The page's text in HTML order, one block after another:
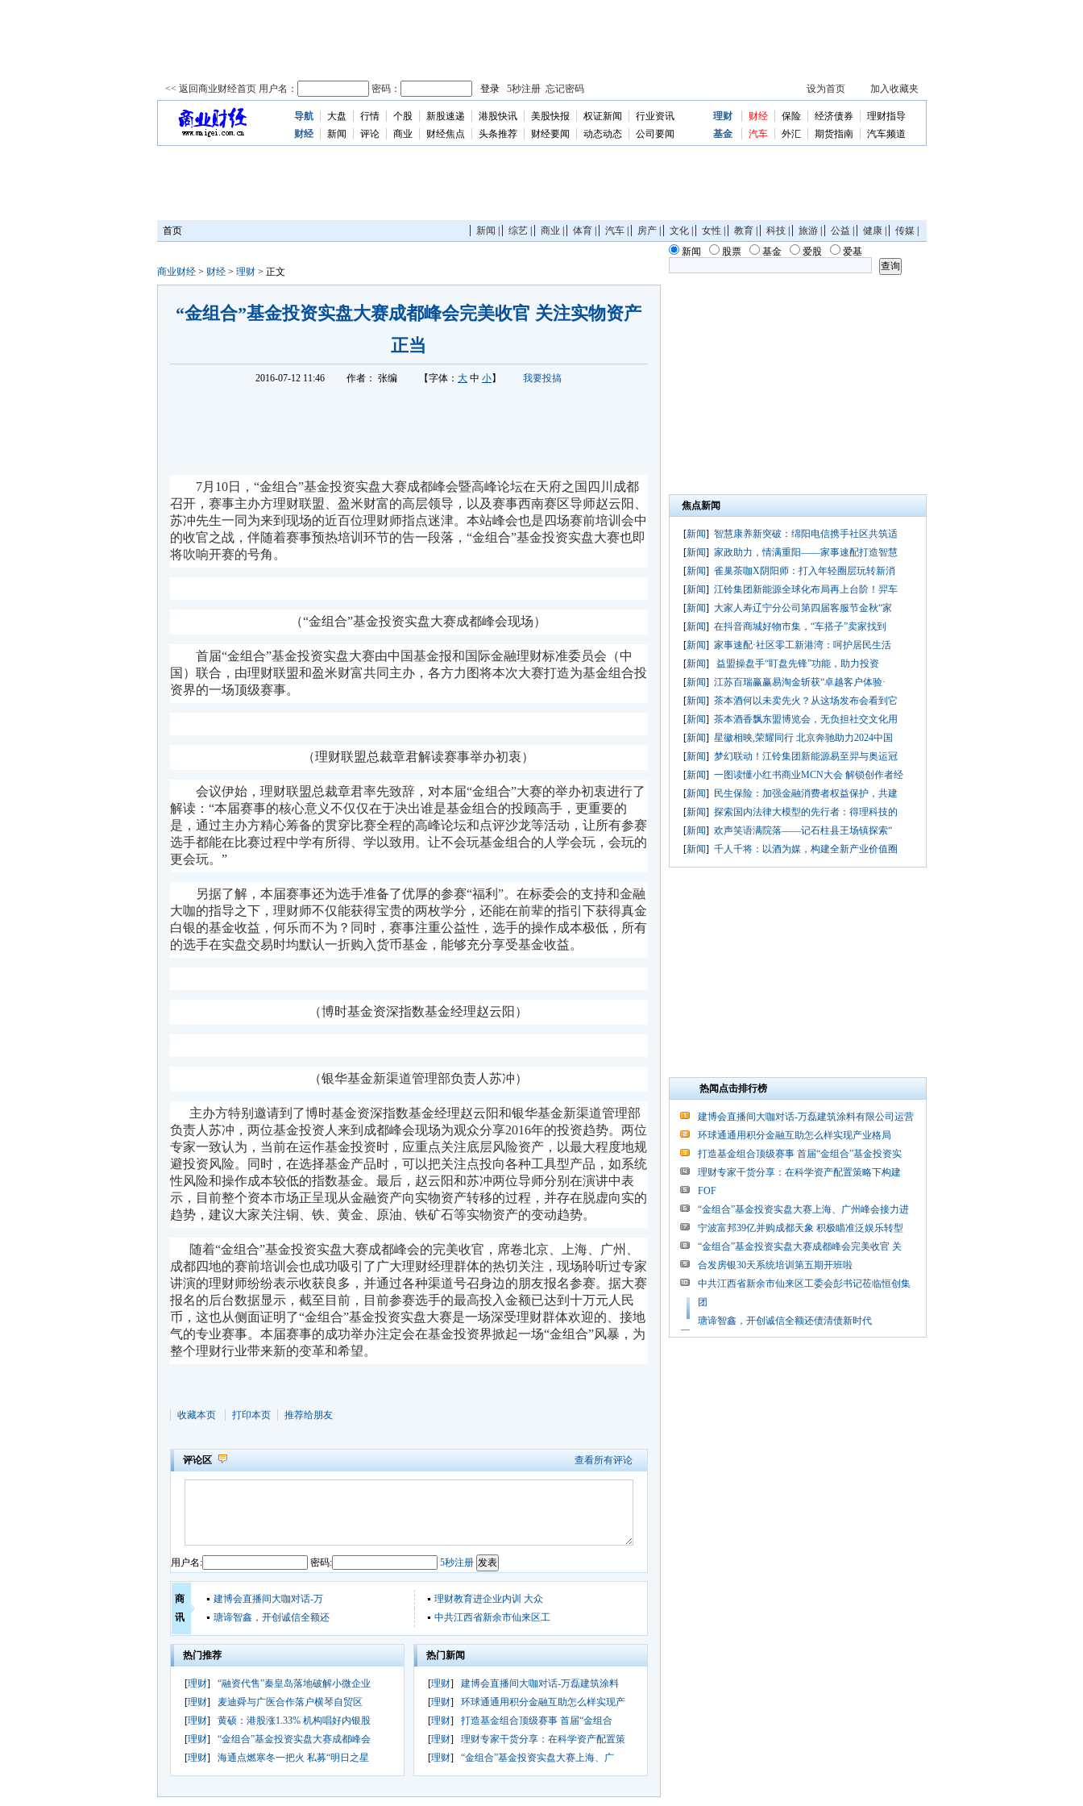
导航 大盘 行情 个股 新股速递 港股快讯 美股快报 权证新闻
行业资讯
财经
新闻 评论 商业 财经焦点 头条推荐 财经要闻 动态动态 公司要闻
理财 财经 保险 经济债券
理财指导
基金
汽车 外汇 期货指南 汽车频道
首页 新闻 综艺| 商业 体育| 汽车| 房产| 文化| 女性 教育| 科技| 旅游| 公益 健康| 传媒|
商业财经> 财经> 理财> 正文
新闻 股票 基金 爱股 爱基
“金组合”基金投资实盘大赛成都峰会完美收官 关注实物资产
正当
2016-07-12 11:46 作者： 张编 【字体： 大 中 小】 我要投搞
7月10日，“金组合”基金投资实盘大赛成都峰会暨高峰论坛在天府之国四川成都
召开，赛事主办方理财联盟、盈米财富的高层领导，以及赛事西南赛区导师赵云阳、
苏冲先生一同为来到现场的近百位理财师指点迷津。本站峰会也是四场赛前培训会中
的收官之战，伴随着赛事预热培训环节的告一段落，“金组合”基金投资实盘大赛也即
将吹响开赛的号角。
（“金组合”基金投资实盘大赛成都峰会现场）
首届“金组合”基金投资实盘大赛由中国基金报和国际金融理财标准委员会（中
国）联合，由理财联盟和盈米财富共同主办，各方力图将本次大赛打造为基金组合投
资界的一场顶级赛事。
（理财联盟总裁章君解读赛事举办初衷）
会议伊始，理财联盟总裁章君率先致辞，对本届“金组合”大赛的举办初衷进行了
解读：“本届赛事的核心意义不仅仅在于决出谁是基金组合的投顾高手，更重要的
是，通过主办方精心筹备的贯穿比赛全程的高峰论坛和点评沙龙等活动，让所有参赛
选手都能在比赛过程中学有所得、学以致用。让不会玩基金组合的人学会玩，会玩的
更会玩。”
另据了解， 本届赛事还为选手准备了优厚的参赛“福利 ”。在标委会的支持和金融
大咖的指导之下，理财师不仅能获得宝贵的两枚学分，还能在前辈的指引下获得真金
白银的基金收益，何乐而不为？同时， 赛事注重公益性，选手的操作成本极低，所有
的选手在实盘交易时均默认一折购入货币基金，能够充分享受基金收益。
（博时基金资深指数基金经理赵云阳）
（银华基金新渠道管理部负责人苏冲）
主办方特别邀请到了博时基金资深指数基金经理赵云阳和银华基金新渠道管理部
负责人苏冲，两位基金投资人来到成都峰会现场为观众分享2016年的投资趋势。两位
专家一致认为，当前在运作基金投资时，应重点关注底层风险资产，以最大程度地规
避投资风险。同时，在选择基金产品时，可以把关注点投向各种工具型产品，如系统
性风险和操作成本较低的指数基金。最后，赵云阳和苏冲两位导师分别在演讲中表
示，目前整个资本市场正呈现从金融资产向实物资产转移的过程，并存在脱虚向实的
趋势，建议大家关注铜、铁、黄金、原油、铁矿石等实物资产的变动趋势。
随着“金组合”基金投资实盘大赛成都峰会的完美收官，席卷北京、上海、广州、
成都四地的赛前培训会也成功吸引了广大理财经理群体的热切关注，现场聆听过专家
讲演的理财师纷纷表示收获良多，并通过各种渠道号召身边的朋友报名参赛。据大赛
报名的后台数据显示， 截至目前， 目前参赛选手的最高投入金额已达到十万元人民
币， 这也从侧面证明了“金组合”基金投资实盘大赛是一场深受理财群体欢迎的 、接地
气的专业赛事。本届赛事的成功举办注定会在基金投资界掀起一场“金组合”风暴，为
整个理财行业带来新的变革和希望。
收藏本页 打印本页 推荐给朋友
评论区 查看所有评论
用户名: 密码: 5秒注册
商
讯
建博会直播间大咖对话-万
理财教育进企业内训 大众
瑭谛智鑫，开创诚信全额还
中共江西省新余市仙来区工
热门推荐
[理财]
“融资代售”秦皇岛落地破解小微企业
[理财]
麦迪舜与广医合作落户横琴自贸区
[理财]
黄硕：港股涨1.33% 机构唱好内银股
[理财]
“金组合”基金投资实盘大赛成都峰会
[理财] 海通点燃寒冬一把火 私募“明日之星
热门新闻
[理财]
建博会直播间大咖对话-万磊建筑涂料
[理财]
环球通通用积分金融互助怎么样实现产
[理财]
打造基金组合顶级赛事 首届“金组合
[理财]
理财专家干货分享：在科学资产配置策
[理财] “金组合”基金投资实盘大赛上海、广
焦点新闻
[新闻] 智慧康养新突破：绵阳电信携手社区共筑适
[新闻] 家政助力，情满重阳——家事速配打造智慧
[新闻] 雀巢茶咖X阴阳师：打入年轻圈层玩转新消
[新闻] 江铃集团新能源全球化布局再上台阶！羿车
[新闻] 大家人寿辽宁分公司第四届客服节金秋“家
[新闻] 在抖音商城好物市集，“车搭子”卖家找到
[新闻] 家事速配·社区零工新港湾：呵护居民生活
[新闻]
益盟操盘手“盯盘先锋”功能，助力投资
[新闻] 江苏百瑞赢赢易淘金斩获“卓越客户体验·
[新闻] 茶本酒何以未卖先火？从这场发布会看到它
[新闻] 茶本酒香飘东盟博览会，无负担社交文化用
[新闻] 星徽相映,荣耀同行 北京奔驰助力2024中国
[新闻] 梦幻联动！江铃集团新能源易至羿与奥运冠
[新闻] 一图读懂小红书商业MCN大会 解锁创作者经
[新闻]
民生保险：加强金融消费者权益保护，共建
[新闻] 探索国内法律大模型的先行者：得理科技的
[新闻] 欢声笑语满院落——记石柱县王场镇探索“
[新闻] 千人千将：以酒为媒，构建全新产业价值圈
热闻点击排行榜
建博会直播间大咖对话-万磊建筑涂料有限公司运营
环球通通用积分金融互助怎么样实现产业格局
打造基金组合顶级赛事 首届“金组合”基金投资实
理财专家干货分享：在科学资产配置策略下构建
FOF
“金组合”基金投资实盘大赛上海、广州峰会接力进
宁波富邦39亿并购成都天象 积极瞄准泛娱乐转型
“金组合”基金投资实盘大赛成都峰会完美收官 关
合发房银30天系统培训第五期开班啦
中共江西省新余市仙来区工委会彭书记莅临恒创集
团
瑭谛智鑫，开创诚信全额还债清债新时代